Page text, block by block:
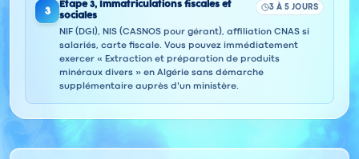
3
Étape 3,
Immatriculations fiscales et
sociales
3 À 5 JOURS
NIF (DGI), NIS (CASNOS pour gérant), affiliation CNAS si
salariés, carte fiscale. Vous pouvez immédiatement
exercer « Extraction et préparation de produits
minéraux divers » en Algérie sans démarche
supplémentaire auprès d'un ministère.